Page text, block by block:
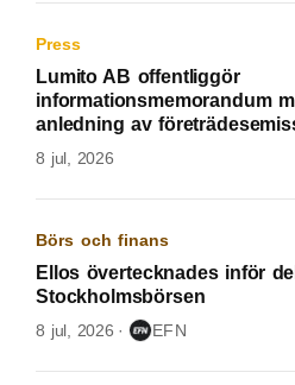
Press
Lumito AB offentliggör
informationsmemorandum
anledning av
8 jul, 2026
Börs och finans
Ellos övertecknades inför
Stockholmsbörsen
8 jul, 2026 EFN